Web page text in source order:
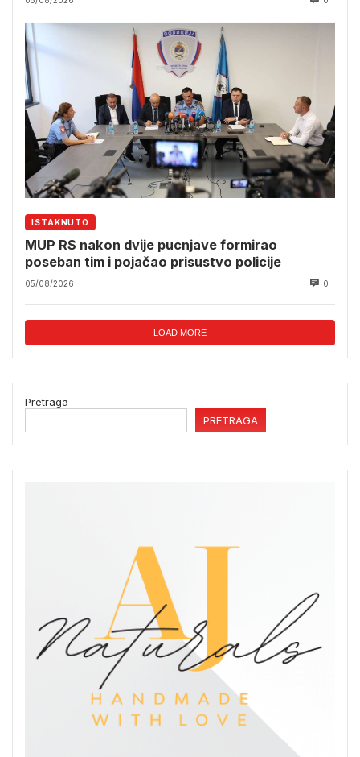
ISTAKNUTO
MUP RS nakon dvije pucnjave formirao
poseban tim i pojačao prisustvo policije
05/08/2026 0
LOAD MORE
Pretraga
PRETRAGA